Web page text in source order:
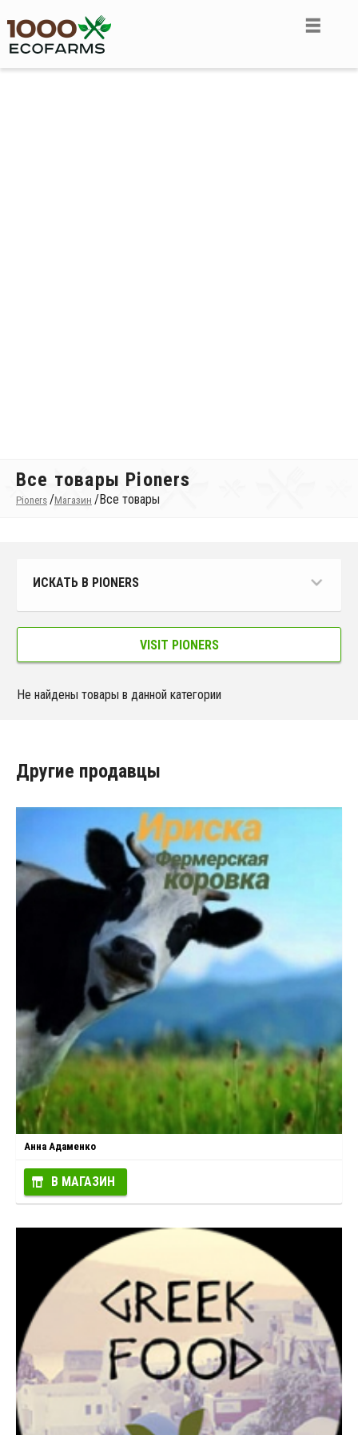
Все товары Pioners
Pioners /Магазин /Все товары
ИСКАТЬ В PIONERS
VISIT PIONERS
Не найдены товары в данной категории
Другие продавцы
Анна Адаменко
В МАГАЗИН